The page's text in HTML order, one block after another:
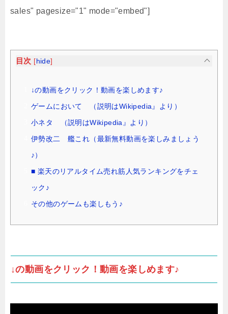
sales" pagesize="1" mode="embed"]
目次 [ hide]
↓の動画をクリック！動画を楽しめます♪
ゲームにおいて （説明はWikipedia』より）
小ネタ （説明はWikipedia』より）
伊勢改二 艦これ（最新無料動画を楽しみましょう
♪）
■ 楽天のリアルタイム売れ筋人気ランキングをチェ
ック♪
その他のゲームも楽しもう♪
↓の動画をクリック！動画を楽しめます♪